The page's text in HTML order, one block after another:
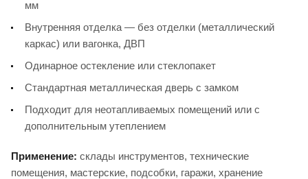
мм
Внутренняя отделка — без отделки (металлический
каркас) или вагонка, ДВП
Одинарное остекление или стеклопакет
Стандартная металлическая дверь с замком
Подходит для неотапливаемых помещений или с
дополнительным утеплением
Применение: склады инструментов, технические
помещения, мастерские, подсобки, гаражи, хранение